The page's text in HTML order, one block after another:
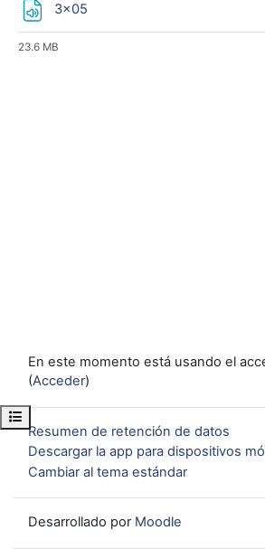
Abrir índice del curso
3x05
23.6 MB
En este momento está usando el
(Acceder)
Resumen de retención de datos
Descargar la app para dispositivos
Cambiar al tema estándar
Desarrollado por Moodle